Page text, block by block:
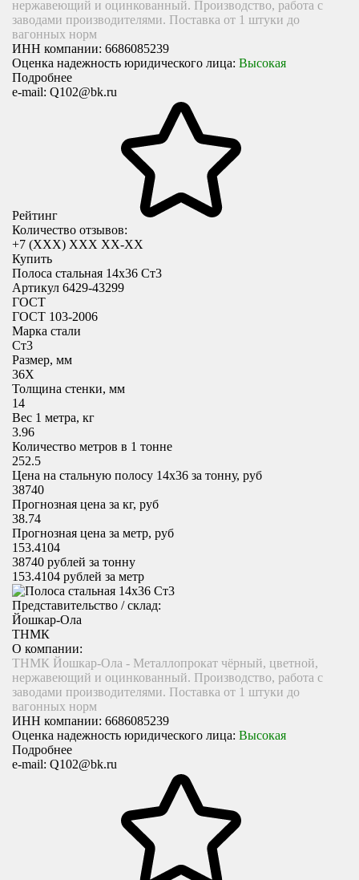
нержавеющий и оцинкованный. Производство, работа с
заводами производителями. Поставка от 1 штуки до
вагонных норм
ИНН компании: 6686085239
Оценка надежность юридического лица: Высокая
Подробнее
e-mail: Q102@bk.ru
Рейтинг
Количество отзывов:
+7 (XXX) ХХХ ХХ-ХХ
Купить
Полоса стальная 14х36 Ст3
Артикул 6429-43299
ГОСТ
ГОСТ 103-2006
Марка стали
Ст3
Размер, мм
36X
Толщина стенки, мм
14
Вес 1 метра, кг
3.96
Количество метров в 1 тонне
252.5
Цена на стальную полосу 14х36 за тонну, руб
38740
Прогнозная цена за кг, руб
38.74
Прогнозная цена за метр, руб
153.4104
38740 рублей за тонну
153.4104 рублей за метр
Представительство / склад:
Йошкар-Ола
ТНМК
О компании:
ТНМК Йошкар-Ола - Металлопрокат чёрный, цветной,
нержавеющий и оцинкованный. Производство, работа с
заводами производителями. Поставка от 1 штуки до
вагонных норм
ИНН компании: 6686085239
Оценка надежность юридического лица: Высокая
Подробнее
e-mail: Q102@bk.ru